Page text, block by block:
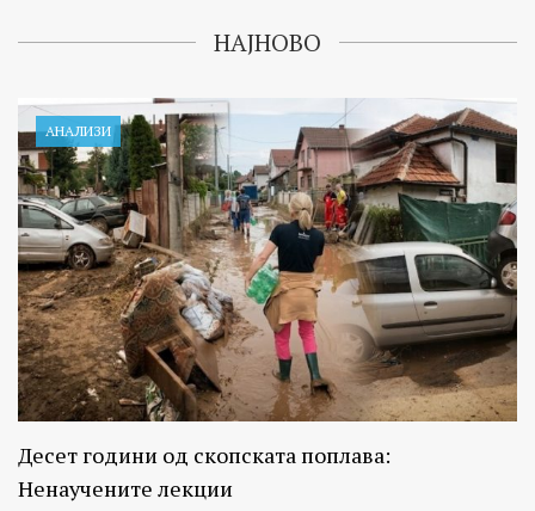
НАЈНОВО
АНАЛИЗИ
Десет години од скопската поплава:
Ненаучените лекции